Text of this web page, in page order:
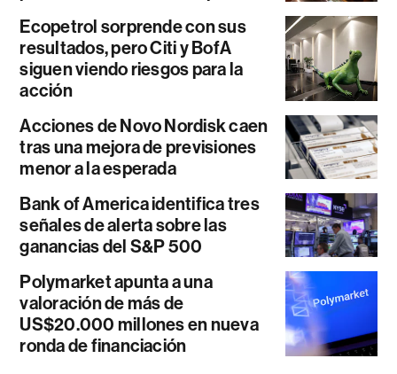
Ecopetrol sorprende con sus
resultados, pero Citi y BofA
siguen viendo riesgos para la
acción
Acciones de Novo Nordisk caen
tras una mejora de previsiones
menor a la esperada
Bank of America identifica tres
señales de alerta sobre las
ganancias del S&P 500
Polymarket apunta a una
valoración de más de
US$20.000 millones en nueva
ronda de financiación